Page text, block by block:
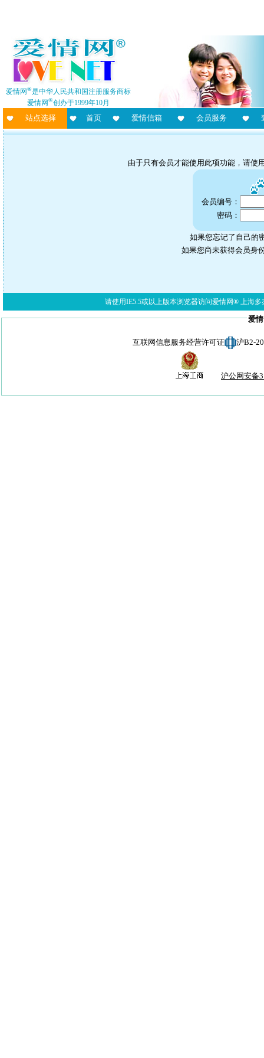
爱情网®是中华人民共和国注册服务商标
爱情网®创办于1999年10月
站点选择 首页 爱情信箱 会员服务
由于只有会员才能使用此项功能，请使
会员编号：
密码：
如果您忘记了自己的
如果您尚未获得会员身
请使用IE5.5或以上版本浏览器访问爱情网® 上海多
爱
互联网信息服务经营许可证 沪B2-
沪公网安备